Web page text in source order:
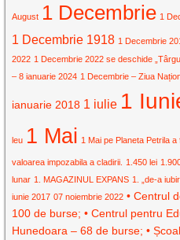
August 1 Decembrie 1
1 Decembrie 1918 1 Decembrie
2022 1 Decembrie 2022 se deschide
– 8 ianuarie 2024 1 Decembrie – Ziua
ianuarie 2018 1 iulie 1
leu 1 Mai 1 Mai pe Planeta Petrila
valoarea impozabila a cladirii. 1.450 lei
lunar 1. MAGAZINUL EXPANS 1. „de-a
iunie 2017 07 noiembrie 2022 • Centrul
100 de burse; • Centrul pentru
Hunedoara – 68 de burse; •